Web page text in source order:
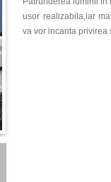
usor realizabila,iar
va vor incanta privirea